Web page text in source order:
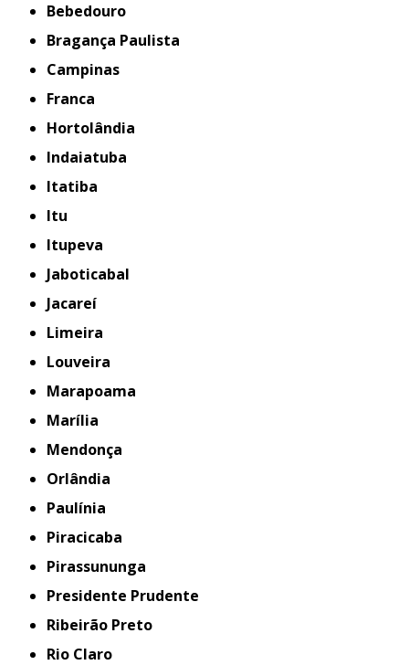
Bebedouro
Bragança Paulista
Campinas
Franca
Hortolândia
Indaiatuba
Itatiba
Itu
Itupeva
Jaboticabal
Jacareí
Limeira
Louveira
Marapoama
Marília
Mendonça
Orlândia
Paulínia
Piracicaba
Pirassununga
Presidente Prudente
Ribeirão Preto
Rio Claro